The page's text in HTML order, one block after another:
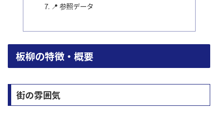
📍 参照データ
板柳の特徴・概要
街の雰囲気